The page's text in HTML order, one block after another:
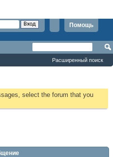
Помощь
Расширенный поиск
select the forum that you